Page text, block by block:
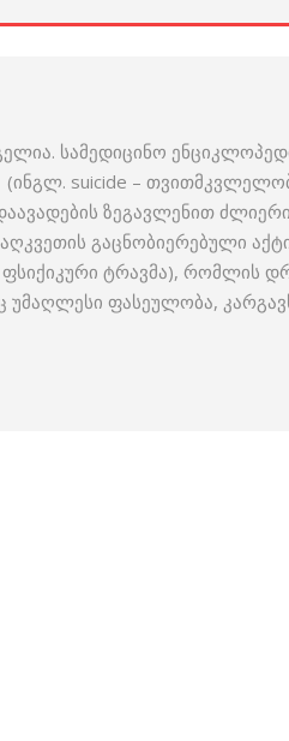
სამედიცინო
(ინგლ. suicide –
ზეგავლენით
გაცნობიერებული
ფსიქიკური ტრავმა), რომლის
ფასეულობა, კარგავს